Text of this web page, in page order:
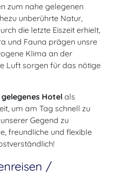
zum nahe gelegenen
unberührte Natur,
die letzte Eiszeit erhielt,
und Fauna prägen unsre
Klima an der
Luft sorgen für das nötige
Hotel als
um am Tag schnell zu
Gegend zu
freundliche und flexible
/